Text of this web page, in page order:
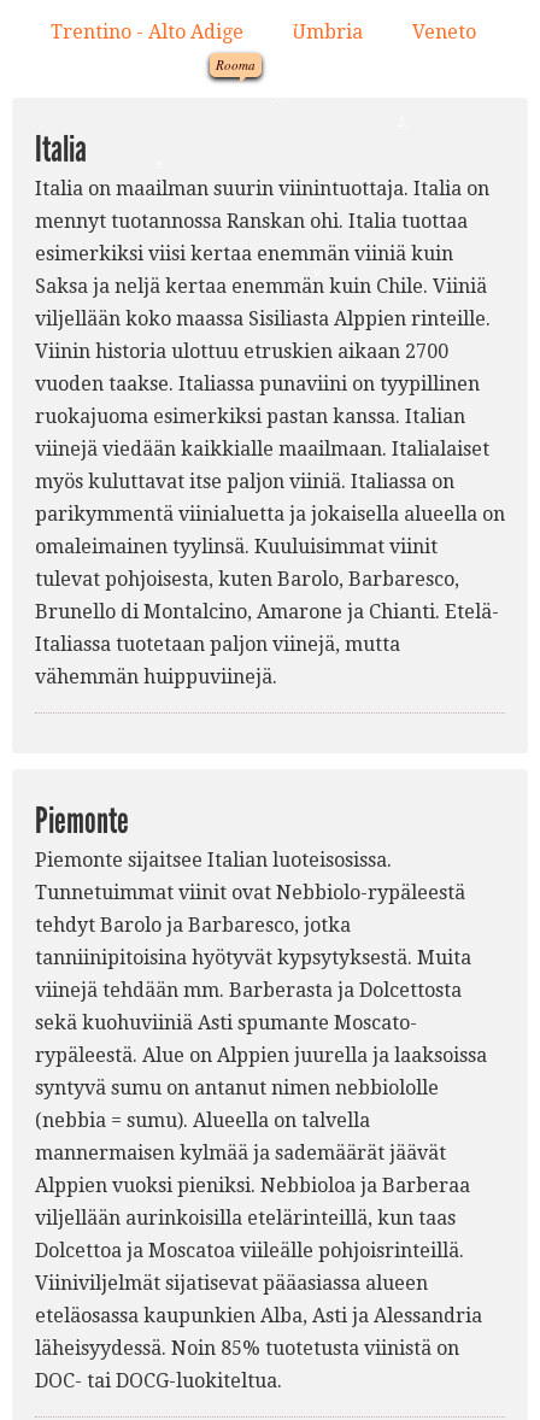
Rooma
6.
10.
Trentino - Alto Adige Umbria Veneto
Italia
Italia on maailman suurin viinintuottaja. Italia on
mennyt tuotannossa Ranskan ohi. Italia tuottaa
esimerkiksi viisi kertaa enemmän viiniä kuin
Saksa ja neljä kertaa enemmän kuin Chile. Viiniä
viljellään koko maassa Sisiliasta Alppien rinteille.
Viinin historia ulottuu etruskien aikaan 2700
vuoden taakse. Italiassa punaviini on tyypillinen
ruokajuoma esimerkiksi pastan kanssa. Italian
viinejä viedään kaikkialle maailmaan. Italialaiset
myös kuluttavat itse paljon viiniä. Italiassa on
parikymmentä viinialuetta ja jokaisella alueella on
omaleimainen tyylinsä. Kuuluisimmat viinit
tulevat pohjoisesta, kuten Barolo, Barbaresco,
Brunello di Montalcino, Amarone ja Chianti. Etelä-
Italiassa tuotetaan paljon viinejä, mutta
vähemmän huippuviinejä.
Piemonte
Piemonte sijaitsee Italian luoteisosissa.
Tunnetuimmat viinit ovat Nebbiolo-rypäleestä
tehdyt Barolo ja Barbaresco, jotka
tanniinipitoisina hyötyvät kypsytyksestä. Muita
viinejä tehdään mm. Barberasta ja Dolcettosta
sekä kuohuviiniä Asti spumante Moscato-
rypäleestä. Alue on Alppien juurella ja laaksoissa
syntyvä sumu on antanut nimen nebbiololle
(nebbia = sumu). Alueella on talvella
mannermaisen kylmää ja sademäärät jäävät
Alppien vuoksi pieniksi. Nebbioloa ja Barberaa
viljellään aurinkoisilla etelärinteillä, kun taas
Dolcettoa ja Moscatoa viileälle pohjoisrinteillä.
Viiniviljelmät sijatisevat pääasiassa alueen
eteläosassa kaupunkien Alba, Asti ja Alessandria
läheisyydessä. Noin 85% tuotetusta viinistä on
DOC- tai DOCG-luokiteltua.